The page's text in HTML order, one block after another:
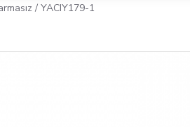
/ YACIY179-1